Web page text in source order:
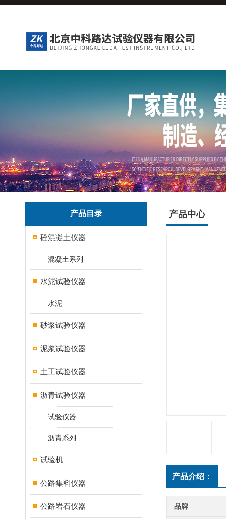
产品目录
砼混凝土仪器
混凝土系列
水泥试验仪器
水泥
砂浆试验仪器
泥浆试验仪器
土工试验仪器
沥青试验仪器
试验仪器
沥青系列
试验机
公路集料仪器
公路岩石仪器
产品中心
产品介绍：
品牌